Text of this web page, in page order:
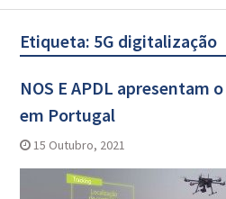
Etiqueta: 5G digitalização
NOS E APDL apresentam
em Portugal
15 Outubro, 2021